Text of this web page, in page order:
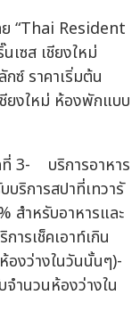
ซ์ ราคาเริ่มต้น
ยงใหม่ ห้องพักแบบ
3- บริการอาหาร
ริการสปาที่เทวารั
สำหรับอาหารและ
รเช็คเอาท์เกิน
องว่างในวันนั้นๆ)-
จำนวนห้องว่างใน